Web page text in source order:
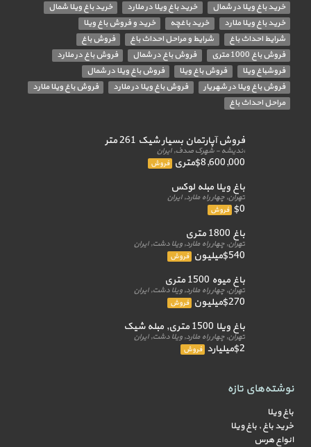
خرید باغ ویلا در شمال
خرید باغ ویلا در ملارد
خرید باغ ویلا شمال
خرید باغ ویلا ملارد
خرید باغچه
خرید و فروش باغ ویلا
شرایط احداث باغ
شرایط و مراحل احداث باغ
فروش باغ
فروش باغ 1000 متری
فروش باغ در شمال
فروش باغ در ملارد
فروشباغ ویلا
فروش باغ ویلا
فروش باغ ویلا در شمال
فروش باغ ویلا در شهریار
فروش باغ ویلا در ملارد
فروش باغ ویلا ملارد
مراحل احداث باغ
فروش آپارتمان بسیار شیک 261 متر
اندیشه - شهرک صدف, ایران
$8,600,000متری فروش
باغ ویلا مبله لوکس
تهران, چهار راه ملارد, ایران
$0 فروش
باغ 1800 متری
تهران, چهار راه ملارد, ویلا دشت, ایران
$540میلیون فروش
باغ میوه 1500 متری
تهران, چهار راه ملارد, ویلا دشت, ایران
$270میلیون فروش
باغ ویلا 1500 متری, مبله شیک
تهران, چهار راه ملارد, ویلا دشت, ایران
$2میلیارد فروش
نوشته‌های تازه
باغ ویلا
خرید باغ , باغ ویلا
انواع هرس